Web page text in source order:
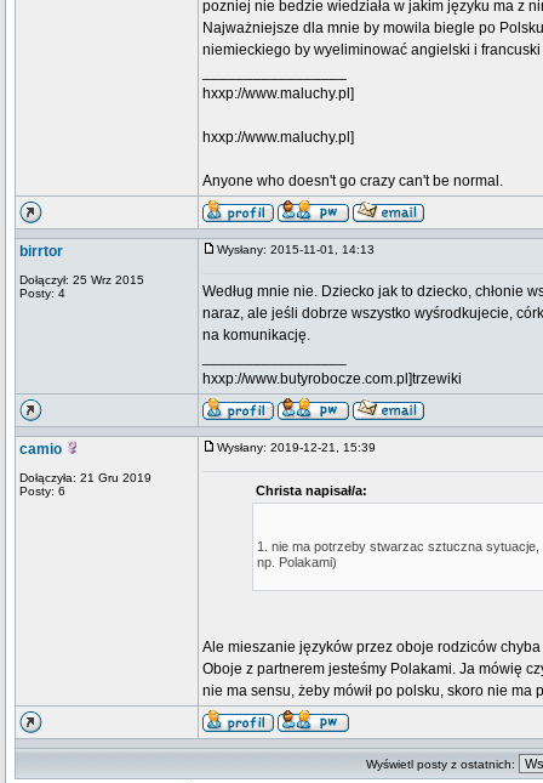
pozniej nie bedzie wiedziała w jakim języku ma z
Najważniejsze dla mnie by mowila biegle po
niemieckiego by wyeliminować angielski i
hxxp://www.maluchy.pl]
hxxp://www.maluchy.pl]
Anyone who doesn't go crazy can't be normal.
birrtor
Dołączył: 25 Wrz 2015
Posty: 4
Wysłany: 2015-11-01, 14:13
Według mnie nie. Dziecko jak to dziecko, chłonie
naraz, ale jeśli dobrze wszystko wyśrodkujecie,
na komunikację.
hxxp://www.butyrobocze.com.pl]trzewiki
camio
Dołączyła: 21 Gru 2019
Posty: 6
Wysłany: 2019-12-21, 15:39
Christa napisał/a:
1. nie ma potrzeby stwarzac sztuczna
np. Polakami)
Ale mieszanie języków przez oboje rodziców
Oboje z partnerem jesteśmy Polakami. Ja mówię
nie ma sensu, żeby mówił po polsku, skoro nie ma
Wyświetl posty z ostatnich: